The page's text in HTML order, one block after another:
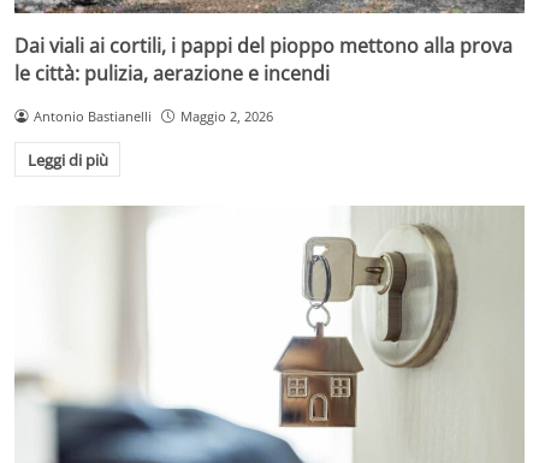
Dai viali ai cortili, i pappi del pioppo mettono alla prova
le città: pulizia, aerazione e incendi
Antonio Bastianelli Maggio 2, 2026
Leggi di più